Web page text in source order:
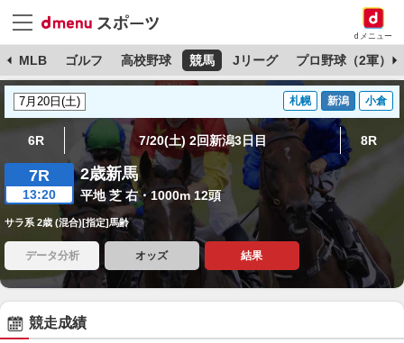
dメニュー
MLB ゴルフ 高校野球 競馬 Jリーグ プロ野球（2軍）
札幌 新潟 小倉
6R 7/20(土) 2回新潟3日目 8R
7R
13:20
2歳新馬
平地 芝 右・1000m 12頭
サラ系 2歳 (混合)[指定]馬齢
データ分析 オッズ 結果
競走成績